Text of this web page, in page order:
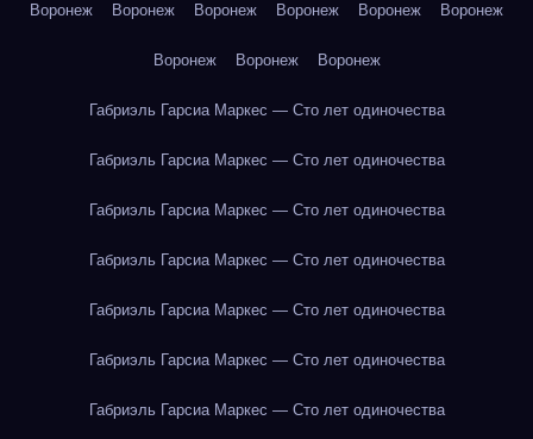
Воронеж Воронеж Воронеж Воронеж Воронеж Воронеж
Воронеж Воронеж Воронеж
Габриэль Гарсиа Маркес — Сто лет одиночества
Габриэль Гарсиа Маркес — Сто лет одиночества
Габриэль Гарсиа Маркес — Сто лет одиночества
Габриэль Гарсиа Маркес — Сто лет одиночества
Габриэль Гарсиа Маркес — Сто лет одиночества
Габриэль Гарсиа Маркес — Сто лет одиночества
Габриэль Гарсиа Маркес — Сто лет одиночества